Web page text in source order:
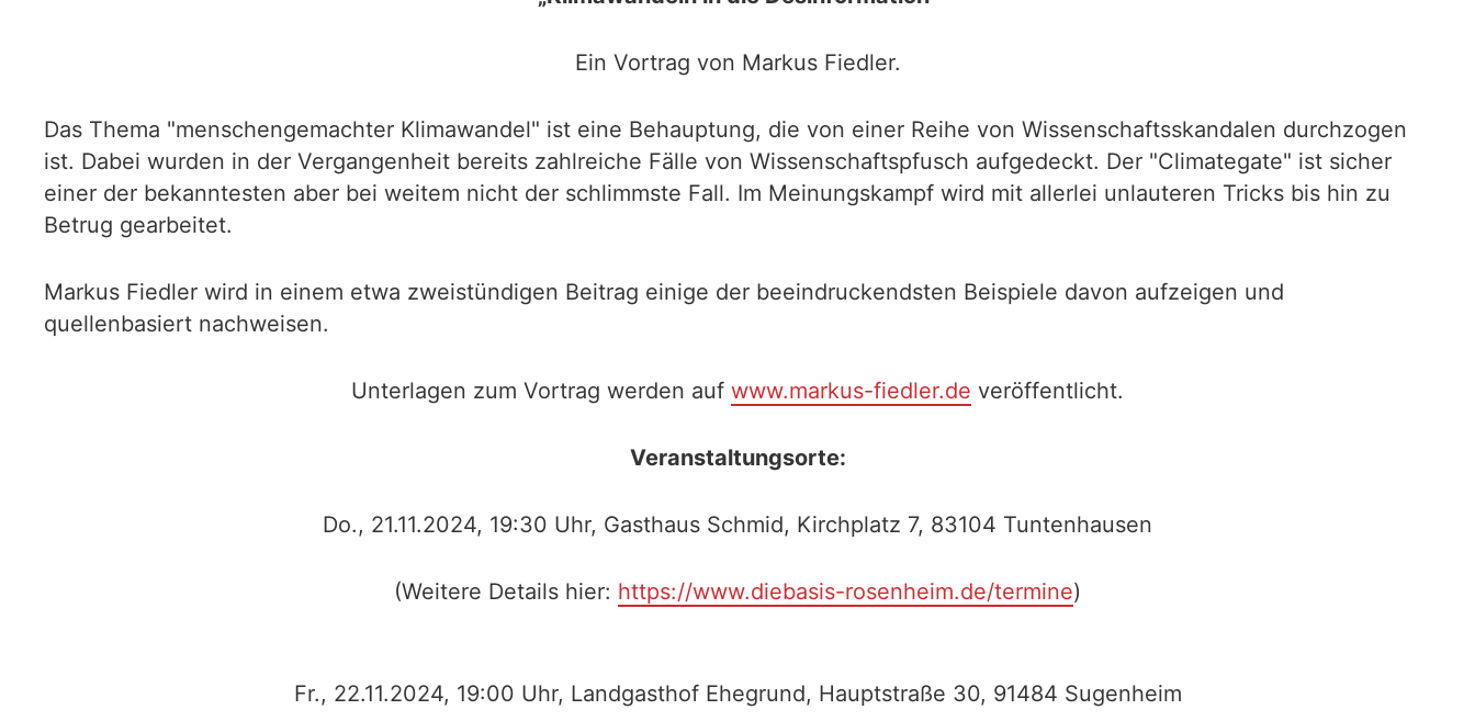
Ein Vortrag von Markus Fiedler.
Das Thema "menschengemachter Klimawandel" ist eine Behauptung, die von einer Reihe von Wissenschaftsskandalen durchzogen
ist. Dabei wurden in der Vergangenheit bereits zahlreiche Fälle von Wissenschaftspfusch aufgedeckt. Der "Climategate" ist sicher
einer der bekanntesten aber bei weitem nicht der schlimmste Fall. Im Meinungskampf wird mit allerlei unlauteren Tricks bis hin zu
Betrug gearbeitet.
Markus Fiedler wird in einem etwa zweistündigen Beitrag einige der beeindruckendsten Beispiele davon aufzeigen und
quellenbasiert nachweisen.
Unterlagen zum Vortrag werden auf www.markus-fiedler.de veröffentlicht.
Veranstaltungsorte:
Do., 21.11.2024, 19:30 Uhr, Gasthaus Schmid, Kirchplatz 7, 83104 Tuntenhausen
(Weitere Details hier: https://www.diebasis-rosenheim.de/termine)
Fr., 22.11.2024, 19:00 Uhr, Landgasthof Ehegrund, Hauptstraße 30, 91484 Sugenheim